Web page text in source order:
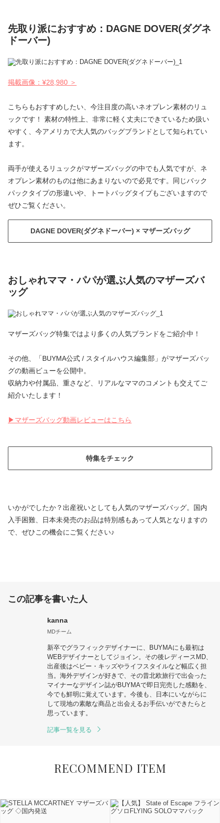
先取り派におすすめ：DAGNE DOVER(ダグネ
ドーバー)
掲載画像：¥28,980 ＞
こちらもおすすめしたい、今注目度の高いネオプレン素材のリュ
ックです！ 素材の特性上、非常に軽く丈夫にできているため扱い
やすく、今アメリカで大人気のバッグブランドとして知られてい
ます。
両手が使えるリュックがマザーズバッグの中でも人気ですが、ネ
オプレン素材のものは他にあまりないので必見です。同じバック
パックタイプの形違いや、トートバッグタイプもございますので
ぜひご覧ください。
DAGNE DOVER(ダグネドーバー) × マザーズバッグ
おしゃれママ・パパが選ぶ人気のマザーズバ
ッグ
マザーズバッグ特集ではより多くの人気ブランドをご紹介中！
その他、「BUYMA公式 / スタイルハウス編集部」がマザーズバッ
グの動画ビューを公開中。
収納力や付属品、重さなど、リアルなママのコメントも交えてご
紹介いたします！
▶マザーズバッグ動画レビューはこちら
特集をチェック
いかがでしたか？出産祝いとしても人気のマザーズバッグ。国内
入手困難、日本未発売のお品は特別感もあって人気となりますの
で、ぜひこの機会にご覧ください♪
この記事を書いた人
kanna
MDチーム
新卒でグラフィックデザイナーに、BUYMAにも最初は
WEBデザイナーとしてジョイン。その後レディースMD、
出産後はベビー・キッズやライフスタイルなど幅広く担
当。海外デザインが好きで、その昔北欧旅行で出会った
マイナーなデザイン誌がBUYMAで即日完売した感動を、
今でも鮮明に覚えています。今後も、日本にいながらに
して現地の素敵な商品と出会えるお手伝いができたらと
思っています。
記事一覧を見る
RECOMMEND ITEM